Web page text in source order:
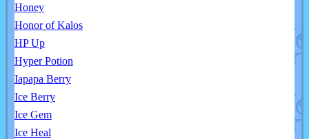
Honey
Honor of Kalos
HP Up
Hyper Potion
Iapapa Berry
Ice Berry
Ice Gem
Ice Heal